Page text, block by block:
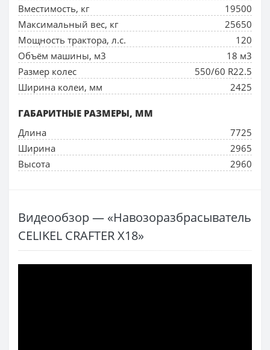
Вместимость, кг
19500
Максимальный вес, кг
25650
Мощность трактора, л.с.
120
Объём машины, м3
18 м3
Размер колес
550/60 R22.5
Ширина колеи, мм
2425
ГАБАРИТНЫЕ РАЗМЕРЫ, ММ
Длина
7725
Ширина
2965
Высота
2960
Видеообзор — «Навозоразбрасыватель
CELIKEL CRAFTER X18»